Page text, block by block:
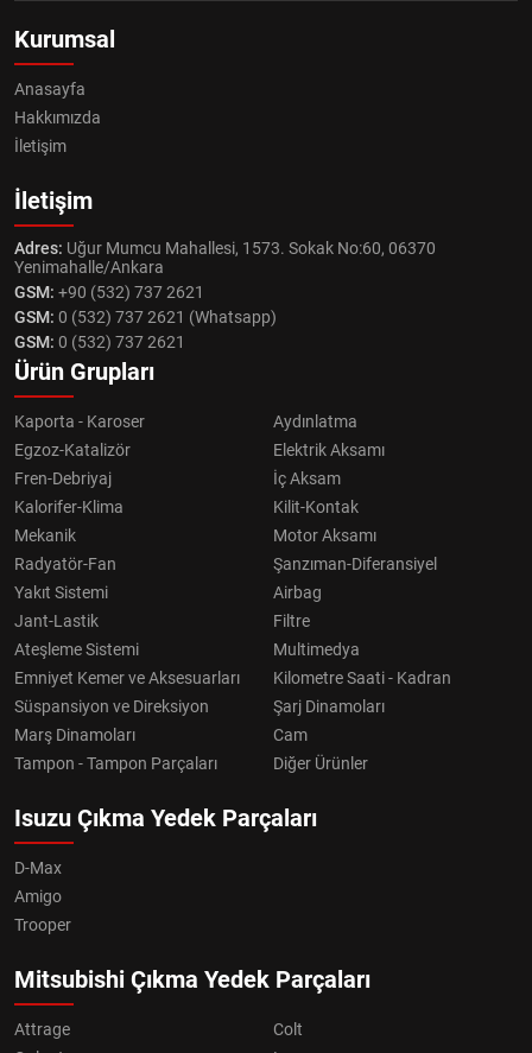
Kurumsal
Anasayfa
Hakkımızda
İletişim
İletişim
Adres: Uğur Mumcu Mahallesi, 1573. Sokak No:60, 06370
Yenimahalle/Ankara
GSM: +90 (532) 737 2621
GSM: 0 (532) 737 2621 (Whatsapp)
GSM: 0 (532) 737 2621
Ürün Grupları
Kaporta - Karoser
Aydınlatma
Egzoz-Katalizör
Elektrik Aksamı
Fren-Debriyaj
İç Aksam
Kalorifer-Klima
Kilit-Kontak
Mekanik
Motor Aksamı
Radyatör-Fan
Şanzıman-Diferansiyel
Yakıt Sistemi
Airbag
Jant-Lastik
Filtre
Ateşleme Sistemi
Multimedya
Emniyet Kemer ve Aksesuarları
Kilometre Saati - Kadran
Süspansiyon ve Direksiyon
Şarj Dinamoları
Marş Dinamoları
Cam
Tampon - Tampon Parçaları
Diğer Ürünler
Isuzu Çıkma Yedek Parçaları
D-Max
Amigo
Trooper
Mitsubishi Çıkma Yedek Parçaları
Attrage
Colt